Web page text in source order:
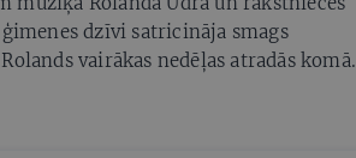
dzīvi satricināja smags
vairākas nedēļas atradās komā.